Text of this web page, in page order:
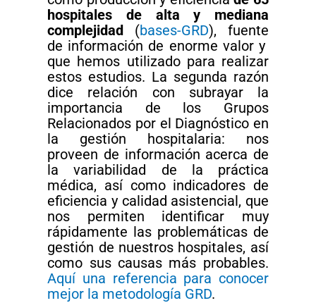
hospitales de alta y mediana
complejidad (bases-GRD), fuente
de información de enorme valor y
que hemos utilizado para realizar
estos estudios. La segunda razón
dice relación con subrayar la
importancia de los Grupos
Relacionados por el Diagnóstico en
la gestión hospitalaria: nos
proveen de información acerca de
la variabilidad de la práctica
médica, así como indicadores de
eficiencia y calidad asistencial, que
nos permiten identificar muy
rápidamente las problemáticas de
gestión de nuestros hospitales, así
como sus causas más probables.
Aquí una referencia para conocer
mejor la metodología GRD.